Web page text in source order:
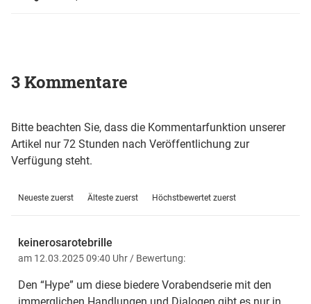
3 Kommentare
Bitte beachten Sie, dass die Kommentarfunktion unserer
Artikel nur 72 Stunden nach Veröffentlichung zur
Verfügung steht.
Neueste zuerst Älteste zuerst Höchstbewertet zuerst
keinerosarotebrille
am 12.03.2025 09:40 Uhr / Bewertung:
Den “Hype” um diese biedere Vorabendserie mit den
immerglichen Handlungen und Dialogen gibt es nur in